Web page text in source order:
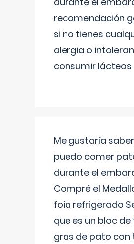
recomendación
si no tienes
alergia o
consumir lácteos
Me gustaría
puedo comer
durante el
Compré el
foia refrigerado
que es un bloc de
gras de pato con